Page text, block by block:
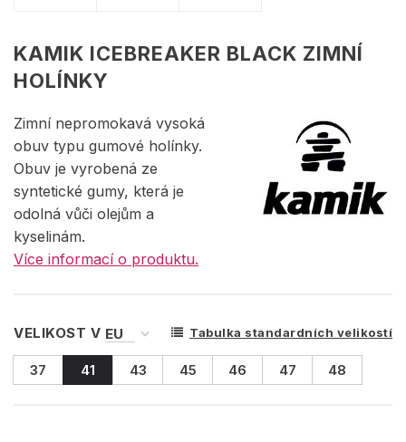
KAMIK ICEBREAKER BLACK ZIMNÍ
HOLÍNKY
Zimní nepromokavá vysoká
obuv typu gumové holínky.
Obuv je vyrobená ze
syntetické gumy, která je
odolná vůči olejům a
kyselinám.
Více informací o produktu.
VELIKOST V Tabulka standardních velikostí
37 41 43 45 46 47 48